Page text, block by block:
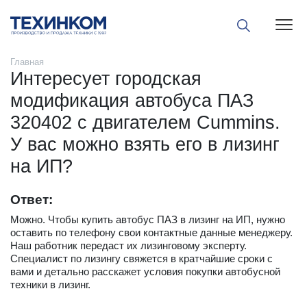
Главная
Интересует городская
модификация автобуса ПАЗ
320402 с двигателем Cummins.
У вас можно взять его в лизинг
на ИП?
Ответ:
Можно. Чтобы купить автобус ПАЗ в лизинг на ИП, нужно
оставить по телефону свои контактные данные менеджеру.
Наш работник передаст их лизинговому эксперту.
Специалист по лизингу свяжется в кратчайшие сроки с
вами и детально расскажет условия покупки автобусной
техники в лизинг.